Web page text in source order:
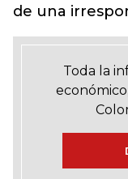
de una
Toda la